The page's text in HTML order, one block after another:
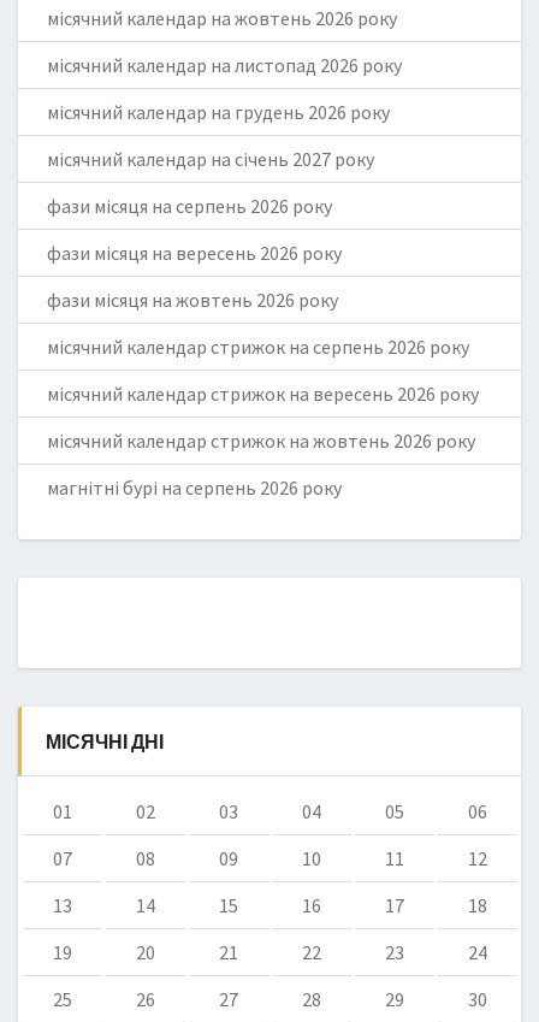
місячний календар на жовтень 2026 року
місячний календар на листопад 2026 року
місячний календар на грудень 2026 року
місячний календар на січень 2027 року
фази місяця на серпень 2026 року
фази місяця на вересень 2026 року
фази місяця на жовтень 2026 року
місячний календар стрижок на серпень 2026 року
місячний календар стрижок на вересень 2026 року
місячний календар стрижок на жовтень 2026 року
магнітні бурі на серпень 2026 року
МІСЯЧНІ ДНІ
01 02 03 04 05
06
07
08 09 10 11
12
13
14 15 16 17
18
19
20 21 22 23
24
25
26 27 28 29 30